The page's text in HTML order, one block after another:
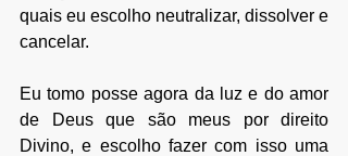
quais eu escolho neutralizar, dissolver e
cancelar.
Eu tomo posse agora da luz e do amor
de Deus que são meus por direito
Divino, e escolho fazer com isso uma